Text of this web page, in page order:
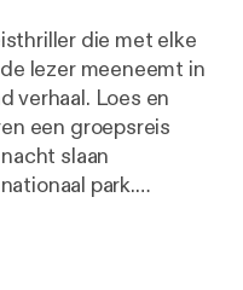
die met elke
lezer meeneemt in
verhaal. Loes en
een groepsreis
slaan
park.
achtervolgd en
verandert in een